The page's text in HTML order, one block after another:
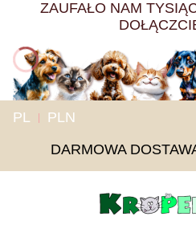
ZAUFAŁO NAM
PL PLN
DARMOWA